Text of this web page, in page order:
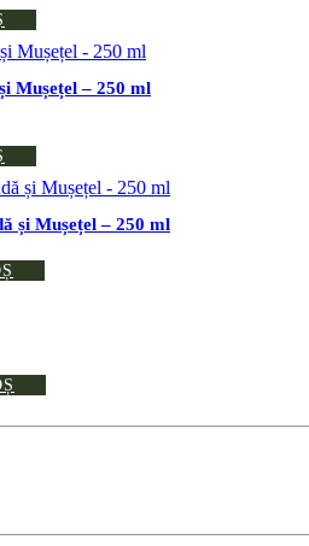
Mușețel – 250 ml
și Mușețel – 250 ml